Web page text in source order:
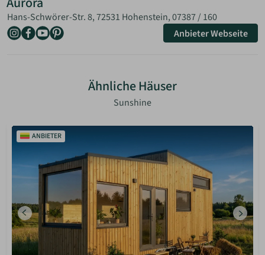
Hans-Schwörer-Str. 8, 72531 Hohenstein,07387 / 160
Anbieter Webseite
Ähnliche Häuser
Sunshine
ANBIETER